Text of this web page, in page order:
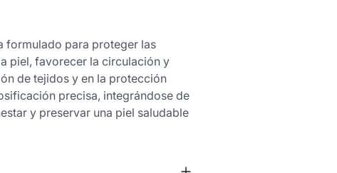
formulado para proteger las
piel, favorecer la circulación y
de tejidos y en la protección
precisa, integrándose de
y preservar una piel saludable